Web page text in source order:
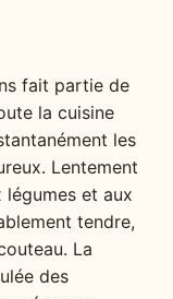
fait partie de
la cuisine
les
Lentement
et aux
tendre,
La
des